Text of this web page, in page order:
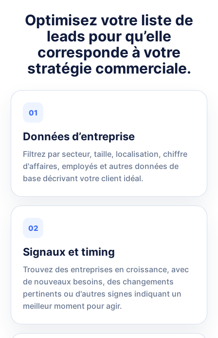
Optimisez votre liste de
leads pour qu’elle
corresponde à votre
stratégie commerciale.
01
Données d’entreprise
Filtrez par secteur, taille, localisation, chiffre
d'affaires, employés et autres données de
base décrivant votre client idéal.
02
Signaux et timing
Trouvez des entreprises en croissance, avec
de nouveaux besoins, des changements
pertinents ou d'autres signes indiquant un
meilleur moment pour agir.